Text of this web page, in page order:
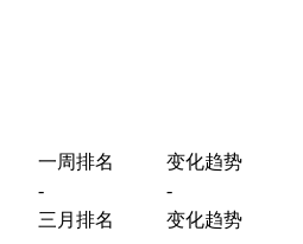
一周排名
变化趋势
-
-
三月排名
变化趋势